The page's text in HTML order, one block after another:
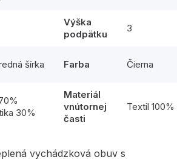
Výška
podpätku
3
šírka Farba Čierna
30%
Materiál
vnútornej
časti
Textil 100%
vychádzková obuv s